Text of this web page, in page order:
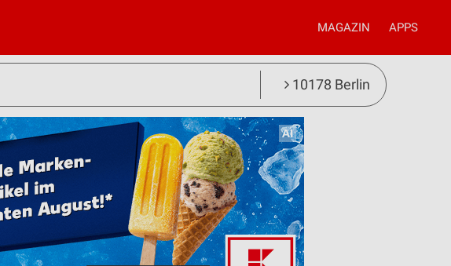
MAGAZIN APPS
10178 Berlin